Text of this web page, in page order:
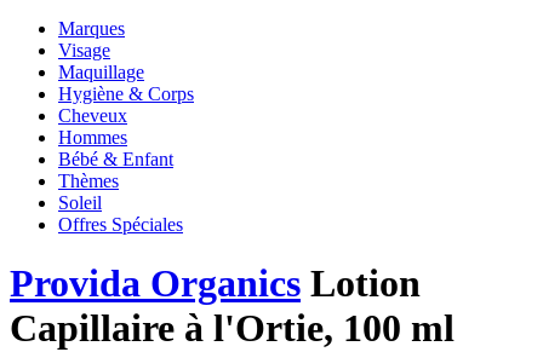
Marques
Visage
Maquillage
Hygiène & Corps
Cheveux
Hommes
Bébé & Enfant
Thèmes
Soleil
Offres Spéciales
Provida Organics Lotion
Capillaire à l'Ortie, 100 ml